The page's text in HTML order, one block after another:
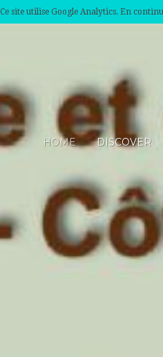
Ce site utilise Google Analytics. En
HOME DISCOVER